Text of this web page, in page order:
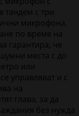
тандем с три
микрофона,
по време на
гарантира, че
места с до
или
управляват и с
на
глава, за да
без нужда